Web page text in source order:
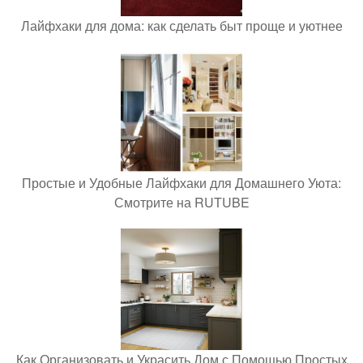
Лайфхаки для дома: как сделать быт проще и уютнее
Простые и Удобные Лайфхаки для Домашнего Уюта:
Смотрите на RUTUBE